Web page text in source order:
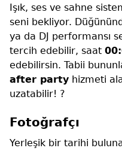
Işık, ses ve sahne
seni bekliyor.
ya da DJ performansı
tercih edebilir, saat
edebilirsin. Tabii
after party hizmeti
uzatabilir! ?
Fotoğrafçı
Yerleşik bir tarihi